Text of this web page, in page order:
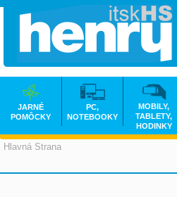
Hlavná Strana
JARNÉ
POMÔCKY
PC,
NOTEBOOKY
MOBILY,
TABLETY,
HODINKY